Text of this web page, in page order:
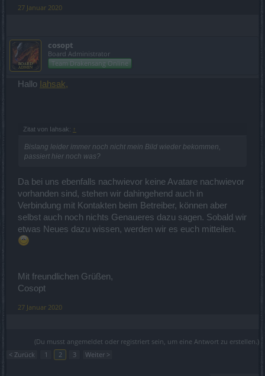
27 Januar 2020
cosopt
Board Administrator
Team Drakensang Online
Hallo Iahsak,
Zitat von Iahsak: ↑
Bislang leider immer noch nicht mein Bild wieder bekommen,
passiert hier noch was?
Da bei uns ebenfalls nachwievor keine Avatare nachwievor
vorhanden sind, stehen wir dahingehend auch in
Verbindung mit Kontakten beim Betreiber, können aber
selbst auch noch nichts Genaueres dazu sagen. Sobald wir
etwas Neues dazu wissen, werden wir es euch mitteilen.
Mit freundlichen Grüßen,
Cosopt
27 Januar 2020
(Du musst angemeldet oder registriert sein, um eine Antwort zu erstellen.)
< Zurück
1 2 3 Weiter >